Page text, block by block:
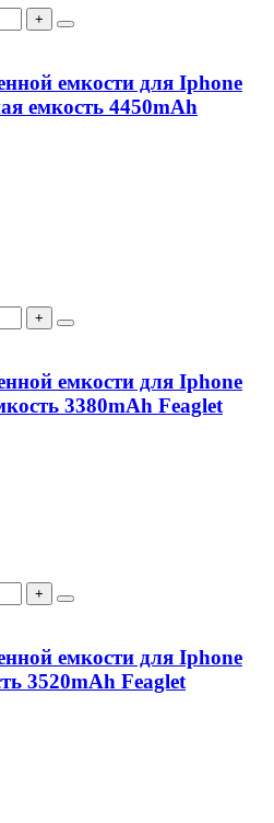
+
емкости для Iphone
емкость 4450mAh
+
емкости для Iphone
3380mAh Feaglet
+
емкости для Iphone
3520mAh Feaglet